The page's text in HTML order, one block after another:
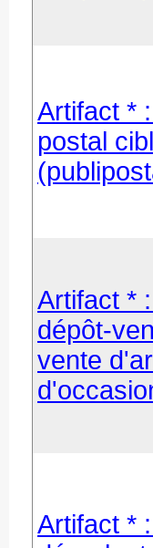
Artifact *
postal
Artifact *
dépôt-
vente
Artifact *